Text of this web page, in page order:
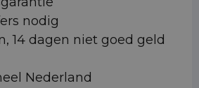
nodig
14 dagen niet goed geld
Nederland